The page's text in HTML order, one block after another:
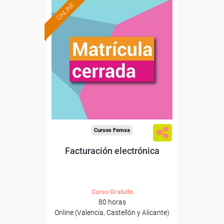
ONLINE
Cursos Femxa
Facturación electrónica
Curso Gratuito
80 horas
Online (Valencia, Castellón y Alicante)